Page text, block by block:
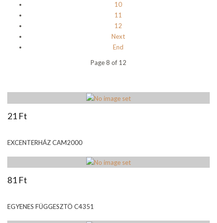
10
11
12
Next
End
Page 8 of 12
21 Ft
EXCENTERHÁZ CAM2000
81 Ft
EGYENES FÜGGESZTÖ C4351